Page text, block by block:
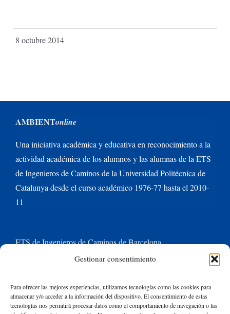
Gestionar consentimiento
Para ofrecer las mejores experiencias, utilizamos tecnologías como las cookies para
almacenar y/o acceder a la información del dispositivo. El consentimiento de estas
tecnologías nos permitirá procesar datos como el comportamiento de navegación o las
8 octubre 2014
AMBIENTonline
Una iniciativa académica y educativa en reconocimiento a la
actividad académica de los alumnos y las alumnas de la ETS
de Ingenieros de Caminos de la Universidad Politécnica de
Catalunya desde el curso académico 1976-77 hasta el 2010-
11
ETS de Ingenieros de Caminos de Barcelona
Universitat Politècnica de Catalunya BarcelonaTech
Contacte con nosotros